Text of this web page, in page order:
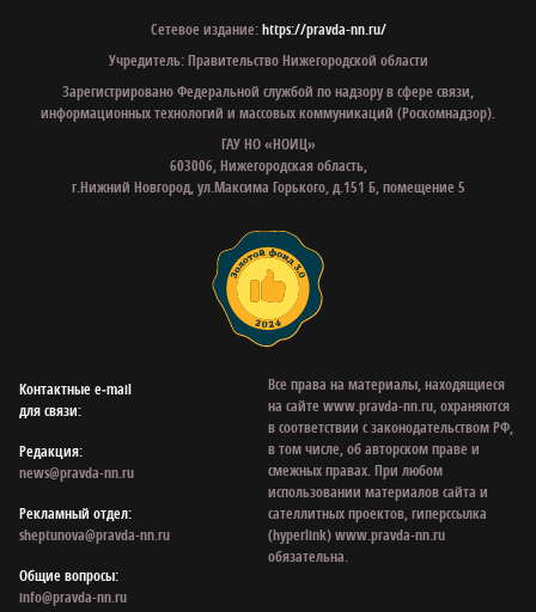
Сетевое издание:https://pravda-nn.ru/
Учредитель: Правительство Нижегородской области
Зарегистрировано Федеральной службой по надзору в сфере связи,
информационных технологий и массовых коммуникаций (Роскомнадзор).
ГАУ НО «НОИЦ»
603006, Нижегородская область,
г.Нижний Новгород, ул.Максима Горького, д.151 Б, помещение 5
Контактные e‑mail
для связи:
Редакция:
news@pravda-nn.ru
Рекламный отдел:
sheptunova@pravda-nn.ru
Общие вопросы:
info@pravda-nn.ru
Все права на материалы, находящиеся
на сайте www.pravda-nn.ru, охраняются
в соответствии с законодательством РФ,
в том числе, об авторском праве и
смежных правах. При любом
использовании материалов сайта и
сателлитных проектов, гиперссылка
(hyperlink) www.pravda-nn.ru
обязательна.